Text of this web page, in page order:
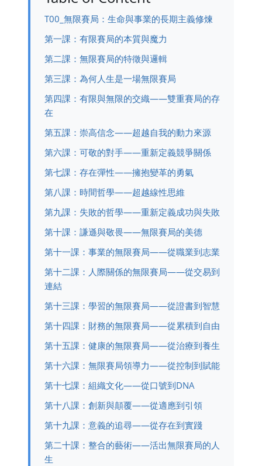
T00_無限賽局：生命與事業的長期主義修煉
第一課：有限賽局的本質與魔力
第二課：無限賽局的特徵與邏輯
第三課：為何人生是一場無限賽局
第四課：有限與無限的交織——雙重賽局的存
在
第五課：崇高信念——超越自我的動力來源
第六課：可敬的對手——重新定義競爭關係
第七課：存在彈性——擁抱變革的勇氣
第八課：時間哲學——超越線性思維
第九課：失敗的哲學——重新定義成功與失敗
第十課：謙遜與敬畏——無限賽局的美德
第十一課：事業的無限賽局——從職業到志業
第十二課：人際關係的無限賽局——從交易到
連結
第十三課：學習的無限賽局——從證書到智慧
第十四課：財務的無限賽局——從累積到自由
第十五課：健康的無限賽局——從治療到養生
第十六課：無限賽局領導力——從控制到賦能
第十七課：組織文化——從口號到DNA
第十八課：創新與顛覆——從適應到引領
第十九課：意義的追尋——從存在到實踐
第二十課：整合的藝術——活出無限賽局的人
生